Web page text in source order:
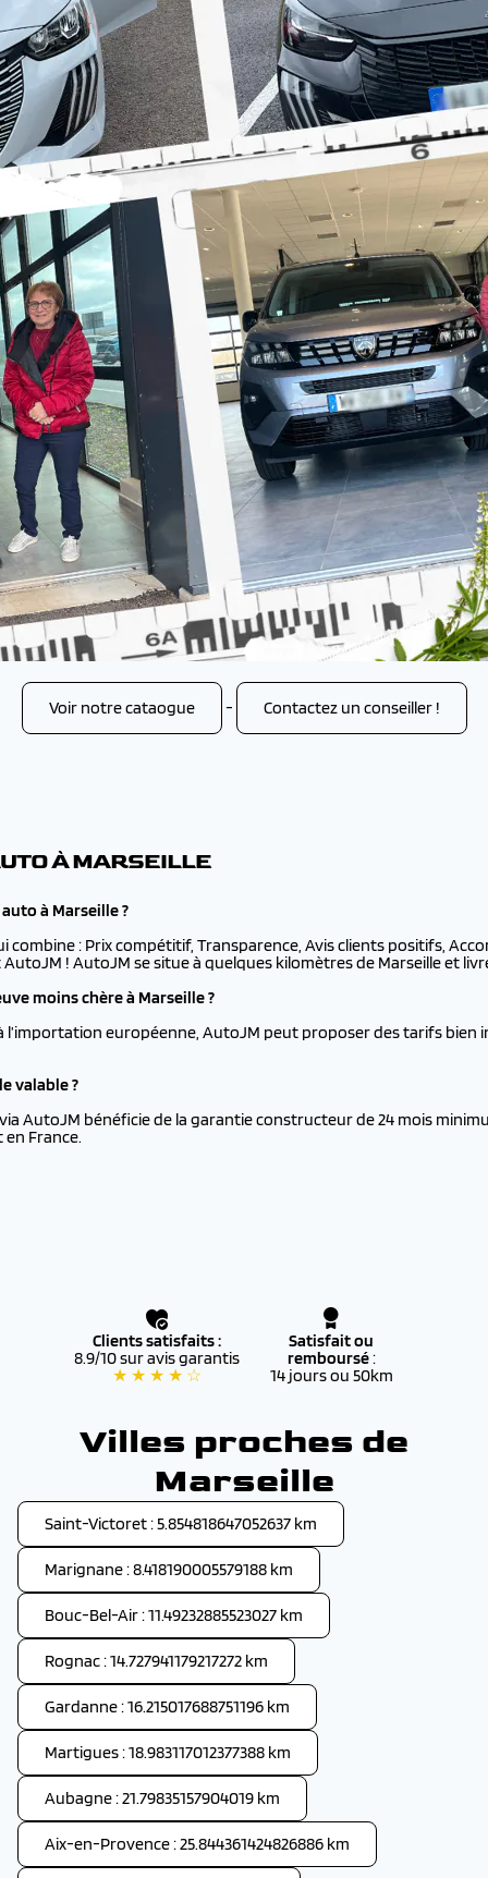
Voir notre cataogue - Contactez un conseiller !
À MARSEILLE
à Marseille ?
combine : Prix compétitif, Transparence, Avis clients positifs,
! AutoJM se situe à quelques kilomètres de Marseille et
moins chère à Marseille ?
l’importation européenne, AutoJM peut proposer des tarifs bien
valable ?
AutoJM bénéficie de la garantie constructeur de 24 mois
France.
Clients satisfaits :
8.9/10 sur avis garantis
★ ★ ★ ★ ☆
Satisfait ou
remboursé:
14 jours ou 50km
Villes proches de
Marseille
Saint-Victoret : 5.854818647052637 km
Marignane : 8.418190005579188 km
Bouc-Bel-Air : 11.49232885523027 km
Rognac : 14.727941179217272 km
Gardanne : 16.215017688751196 km
Martigues : 18.983117012377388 km
Aubagne : 21.79835157904019 km
Aix-en-Provence : 25.844361424826886 km